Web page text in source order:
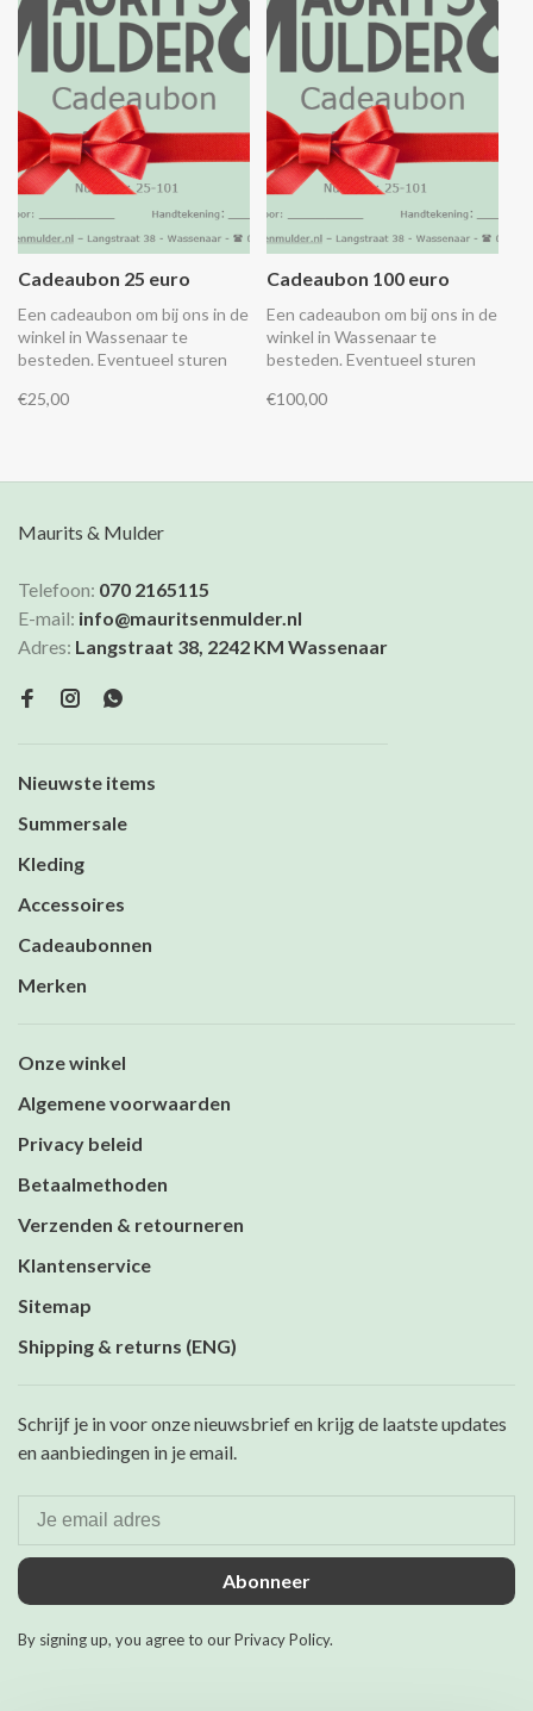
Cadeaubon 25 euro
Een cadeaubon om bij ons in de
winkel in Wassenaar te
besteden. Eventueel sturen
ontvanger, zie details
€25,00
Cadeaubon 100 euro
Een cadeaubon om bij ons in de
winkel in Wassenaar te
besteden. Eventueel sturen
ontvanger, zie details
€100,00
Maurits & Mulder
Telefoon: 070 2165115
E-mail: info@mauritsenmulder.nl
Adres: Langstraat 38, 2242 KM Wassenaar
Nieuwste items
Summersale
Kleding
Accessoires
Cadeaubonnen
Merken
Onze winkel
Algemene voorwaarden
Privacy beleid
Betaalmethoden
Verzenden & retourneren
Klantenservice
Sitemap
Shipping & returns (ENG)
Schrijf je in voor onze nieuwsbrief en krijg de laatste updates
en aanbiedingen in je email.
Abonneer
By signing up, you agree to our Privacy Policy.